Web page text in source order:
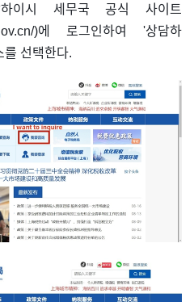
이시 세무국 공식 사이트
)에 로그인하여 '상담하
를 선택한다.